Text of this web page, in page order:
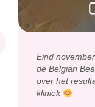
Eind
de Belgian
over het
kliniek